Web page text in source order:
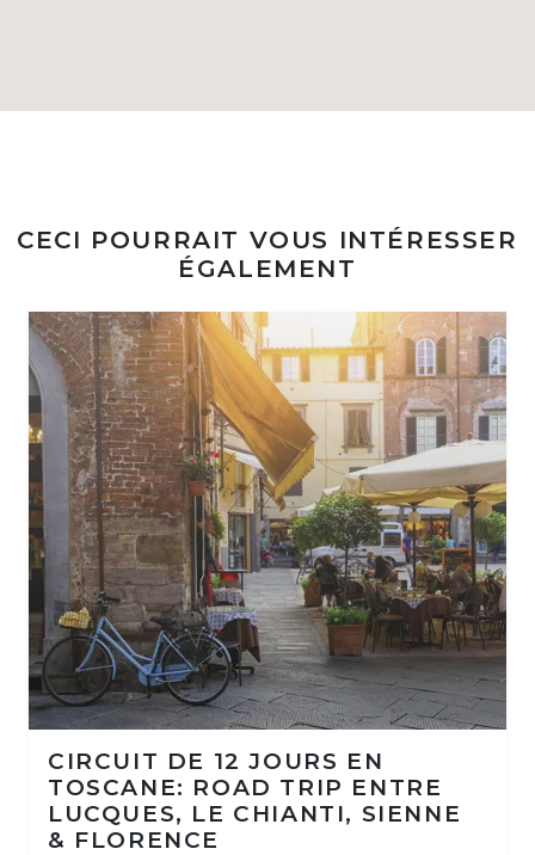
CECI POURRAIT VOUS INTÉRESSER
ÉGALEMENT
CIRCUIT DE 12 JOURS EN
TOSCANE: ROAD TRIP ENTRE
LUCQUES, LE CHIANTI, SIENNE
& FLORENCE